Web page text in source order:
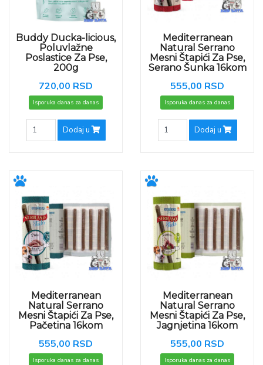
Buddy Ducka-licious,
Poluvlažne
Poslastice Za Pse,
200g
720,00 RSD
Isporuka danas za danas
Dodaj u
Mediterranean
Natural Serrano
Mesni Štapići Za Pse,
Serano Šunka 16kom
555,00 RSD
Isporuka danas za danas
Dodaj u
Mediterranean
Natural Serrano
Mesni Štapići Za Pse,
Pačetina 16kom
555,00 RSD
Isporuka danas za danas
Mediterranean
Natural Serrano
Mesni Štapići Za Pse,
Jagnjetina 16kom
555,00 RSD
Isporuka danas za danas